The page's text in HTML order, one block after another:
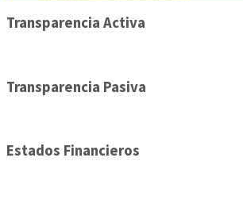
Transparencia Activa
Transparencia Pasiva
Estados Financieros